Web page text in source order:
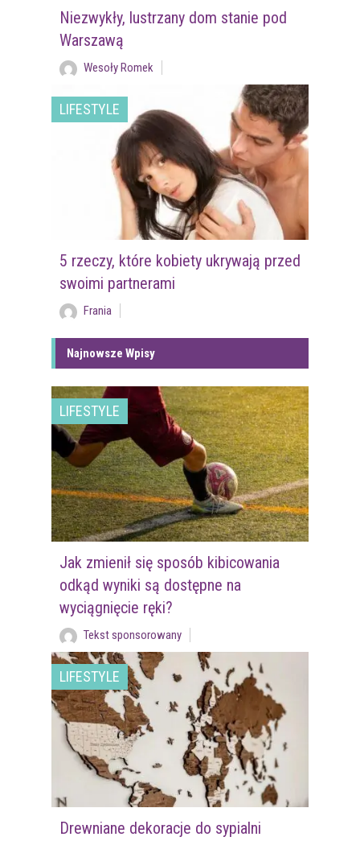
Niezwykły, lustrzany dom stanie pod
Warszawą
Wesoły Romek
LIFESTYLE
5 rzeczy, które kobiety ukrywają przed
swoimi partnerami
Frania
Najnowsze Wpisy
LIFESTYLE
Jak zmienił się sposób kibicowania
odkąd wyniki są dostępne na
wyciągnięcie ręki?
Tekst sponsorowany
LIFESTYLE
Drewniane dekoracje do sypialni